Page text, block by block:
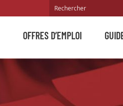
OFFRES D’EMPLOI